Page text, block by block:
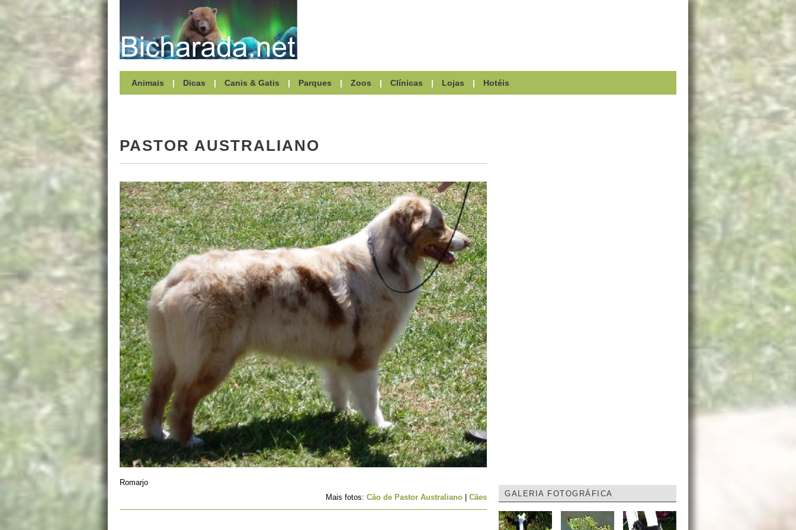
Animais | Dicas | Canis & Gatis | Parques | Zoos | Clínicas | Lojas | Hotéis
PASTOR AUSTRALIANO
Romarjo
Mais fotos: Cão de Pastor Australiano Cães GALERIA FOTOGRÁFICA